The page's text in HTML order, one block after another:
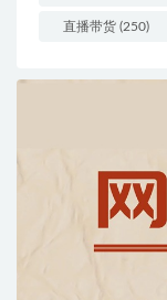
直播带货 (250)